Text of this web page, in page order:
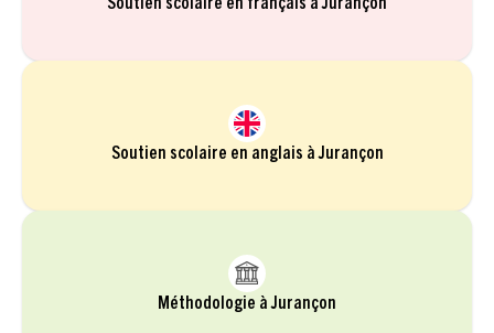
Soutien scolaire en français à Jurançon
Soutien scolaire en anglais à Jurançon
Méthodologie à Jurançon